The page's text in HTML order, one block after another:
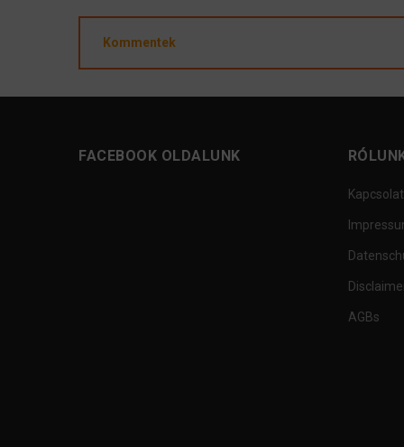
Kommentek
FACEBOOK OLDALUNK
Kapcsolat
AGBs